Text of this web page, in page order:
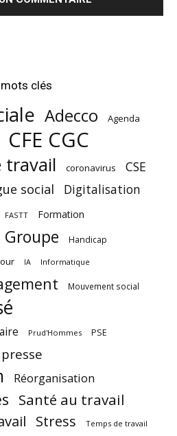
clés
Adecco Agenda
CFE CGC
travail coronavirus CSE
social Digitalisation
FASTT Formation
Groupe Handicap
IA Informatique
Mouvement social
Prud'Hommes PSE
Réorganisation
Santé au travail
Stress Temps de travail